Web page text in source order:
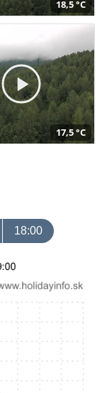
18,5 °C
17,5 °C
18:00